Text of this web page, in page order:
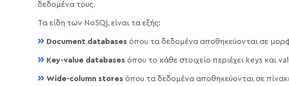
δεδομένα τους.
Τα είδη των NoSQL είναι τα εξής:
Document databases όπου τα δεδομένα αποθηκεύονται σε
Key-value databases όπου το κάθε στοιχείο περιέχει keys και
Wide-column stores όπου τα δεδομένα αποθηκεύονται σε